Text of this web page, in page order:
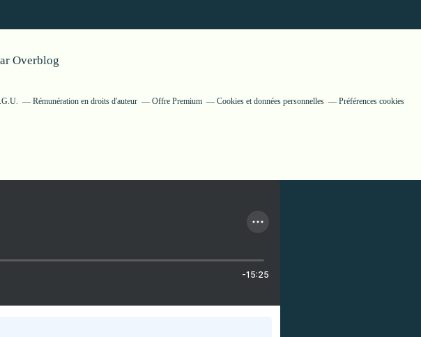
Overblog
Rémunération en droits d'auteur Offre Premium Cookies et données personnelles Préférences cookies
-15:25